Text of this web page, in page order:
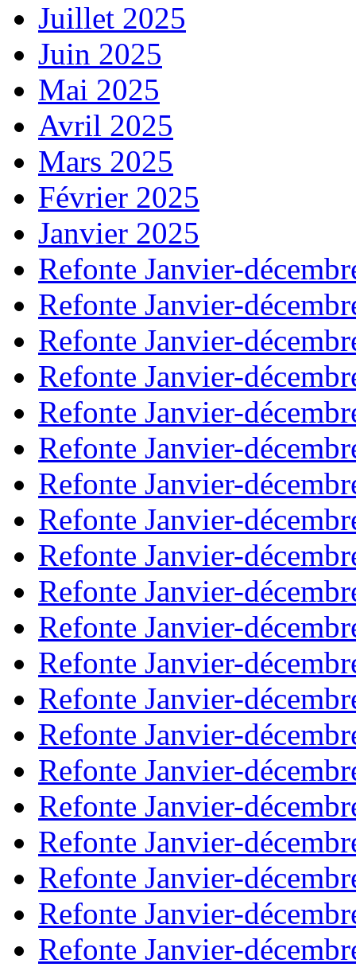
Juillet 2025
Juin 2025
Mai 2025
Avril 2025
Mars 2025
Février 2025
Janvier 2025
Refonte Janvier-
Refonte Janvier-
Refonte Janvier-
Refonte Janvier-
Refonte Janvier-
Refonte Janvier-
Refonte Janvier-
Refonte Janvier-
Refonte Janvier-
Refonte Janvier-
Refonte Janvier-
Refonte Janvier-
Refonte Janvier-
Refonte Janvier-
Refonte Janvier-
Refonte Janvier-
Refonte Janvier-
Refonte Janvier-
Refonte Janvier-
Refonte Janvier-